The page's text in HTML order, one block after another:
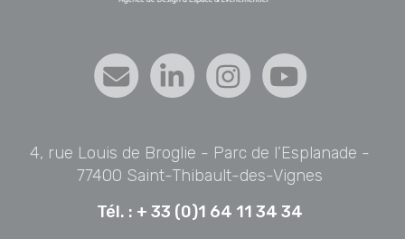
4, rue Louis de Broglie - Parc de l’Esplanade -
77400 Saint-Thibault-des-Vignes
Tél. : + 33 (0)1 64 11 34 34